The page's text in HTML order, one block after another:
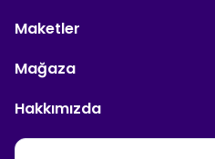
Maketler
Mağaza
Hakkımızda